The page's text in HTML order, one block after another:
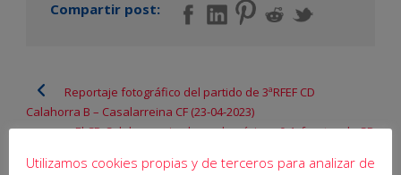
Compartir post:
Reportaje fotográfico del partido de 3ªRFEF CD
Calahorra B – Casalarreina CF (23-04-2023)
El CD Calahorra pierde por la mínima, 0-1, frente a la SD
Utilizamos cookies propias y de terceros para analizar de